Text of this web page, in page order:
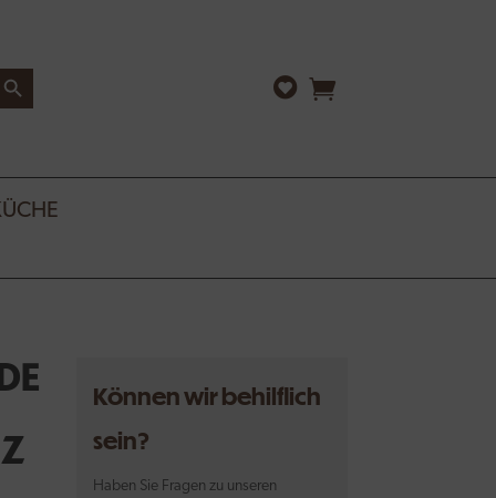
Button
Können wir behilflich
sein?
Haben Sie Fragen zu unseren